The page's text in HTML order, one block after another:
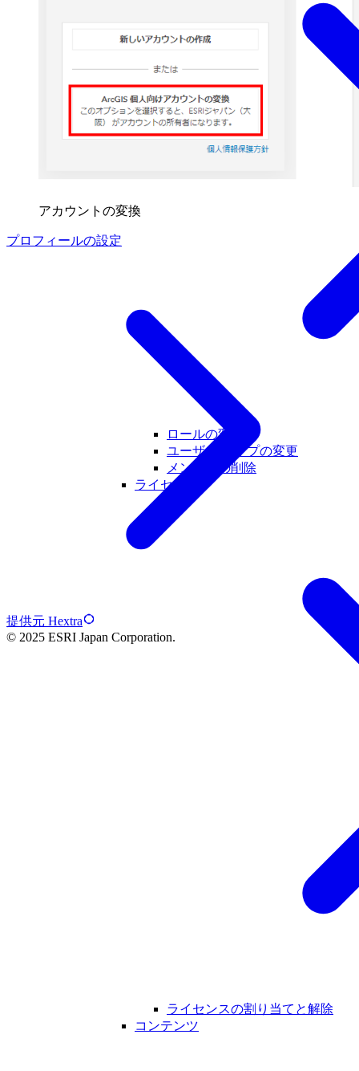
ロールの変更
ユーザー タイプの変更
メンバーの削除
ライセンス
ライセンスの割り当てと解除
コンテンツ
アカウントの変換
プロフィールの設定
提供元 Hextra
© 2025 ESRI Japan Corporation.